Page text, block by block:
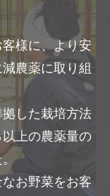
様に、より安
農薬に取り組
した栽培方法
上の農薬量の
。
お野菜をお客